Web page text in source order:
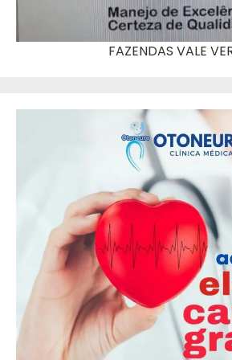
FAZENDAS VALE